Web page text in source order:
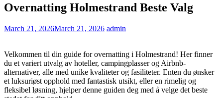
Overnatting Holmestrand Beste Valg
March 21, 2026March 21, 2026 admin
Velkommen til din guide for overnatting i Holmestrand! Her finner
du et variert utvalg av hoteller, campingplasser og Airbnb-
alternativer, alle med unike kvaliteter og fasiliteter. Enten du ønsker
et luksuriøst opphold med fantastisk utsikt, eller en rimelig og
fleksibel løsning, hjelper denne guiden deg med å velge det beste